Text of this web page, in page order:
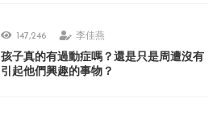
147,246 李佳燕
孩子真的有過動症嗎？還是只是周遭沒有
引起他們興趣的事物？